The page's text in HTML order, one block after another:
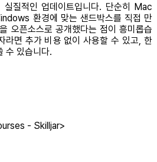
질적인 업데이트입니다. 단순히 Mac
환경에 맞는 샌드박스를 직접 만
오픈소스로 공개했다는 점이 흥미롭습
면 추가 비용 없이 사용할 수 있고, 한
수 있습니다.
- Skilljar>